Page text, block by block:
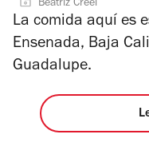
de
5
estrellas
Beatriz Creel
La comida aquí es
Ensenada, Baja
Guadalupe.